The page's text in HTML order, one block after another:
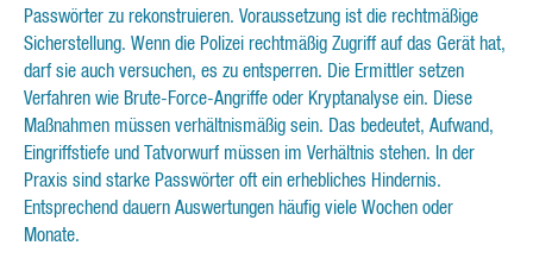
Passwörter zu rekonstruieren. Voraussetzung ist die rechtmäßige
Sicherstellung. Wenn die Polizei rechtmäßig Zugriff auf das Gerät hat,
darf sie auch versuchen, es zu entsperren. Die Ermittler setzen
Verfahren wie Brute-Force-Angriffe oder Kryptanalyse ein. Diese
Maßnahmen müssen verhältnismäßig sein. Das bedeutet, Aufwand,
Eingriffstiefe und Tatvorwurf müssen im Verhältnis stehen. In der
Praxis sind starke Passwörter oft ein erhebliches Hindernis.
Entsprechend dauern Auswertungen häufig viele Wochen oder
Monate.